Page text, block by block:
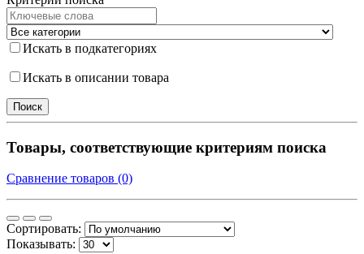
Искать в подкатегориях
Искать в описании товара
Товары, соответствующие критериям поиска
Сравнение товаров (0)
Сортировать:
Показывать: